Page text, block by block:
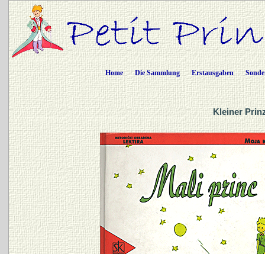
Home Die Sammlung Erstausgaben
Kleiner